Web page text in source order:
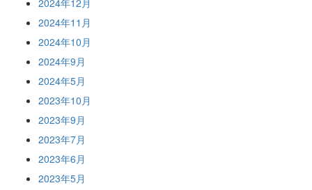
2024年12月
2024年11月
2024年10月
2024年9月
2024年5月
2023年10月
2023年9月
2023年7月
2023年6月
2023年5月